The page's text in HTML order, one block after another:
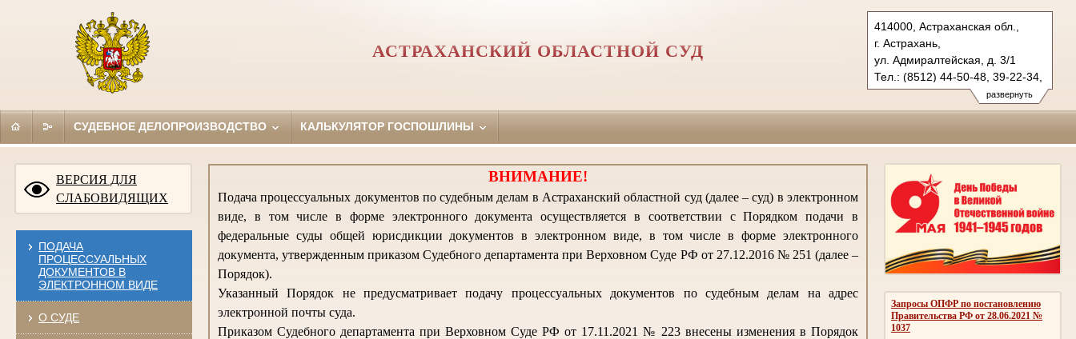
развернуть
414000, Астраханская обл.,
г. Астрахань,
ул. Адмиралтейская, д. 3/1
Тел.: (8512) 44-50-48, 39-22-34,
39-53-07
oblsud.ast@sudrf.ru
АСТРАХАНСКИЙ ОБЛАСТНОЙ СУД
СУДЕБНОЕ ДЕЛОПРОИЗВОДСТВО КАЛЬКУЛЯТОР ГОСПОШЛИНЫ
ВЕРСИЯ ДЛЯ
СЛАБОВИДЯЩИХ
ПОДАЧА
ПРОЦЕССУАЛЬНЫХ
ДОКУМЕНТОВ В
ЭЛЕКТРОННОМ ВИДЕ
О СУДЕ
Запросы ОПФР по постановлению
Правительства РФ от 28.06.2021 №
1037
ВНИМАНИЕ!
Подача процессуальных документов по судебным делам в Астраханский областной суд (далее – суд) в электронном
виде, в том числе в форме электронного документа осуществляется в соответствии с Порядком подачи в
федеральные суды общей юрисдикции документов в электронном виде, в том числе в форме электронного
документа, утвержденным приказом Судебного департамента при Верховном Суде РФ от 27.12.2016 № 251 (далее –
Порядок).
Указанный Порядок не предусматривает подачу процессуальных документов по судебным делам на адрес
электронной почты суда.
Приказом Судебного департамента при Верховном Суде РФ от 17.11.2021 № 223 внесены изменения в Порядок